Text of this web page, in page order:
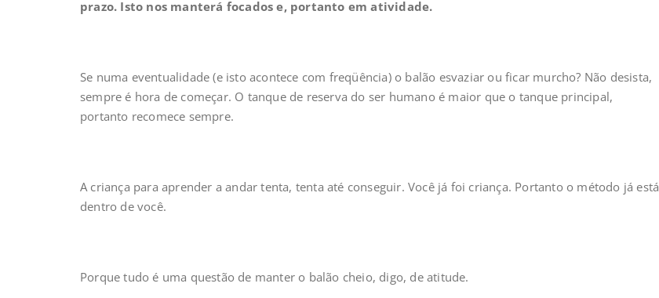
prazo. Isto nos manterá focados e, portanto em atividade.
Se numa eventualidade (e isto acontece com freqüência) o balão esvaziar ou ficar murcho? Não desista,
sempre é hora de começar. O tanque de reserva do ser humano é maior que o tanque principal,
portanto recomece sempre.
A criança para aprender a andar tenta, tenta até conseguir. Você já foi criança. Portanto o método já está
dentro de você.
Porque tudo é uma questão de manter o balão cheio, digo, de atitude.